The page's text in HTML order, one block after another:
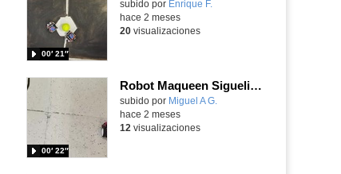
Contenido educativo.
subido por Enrique F.
00′ 21″
hace 2 meses
20visualizaciones
Robot Maqueen Siguelineas
Contenido educativo.
subido por Miguel A G.
00′ 22″
hace 2 meses
12 visualizaciones